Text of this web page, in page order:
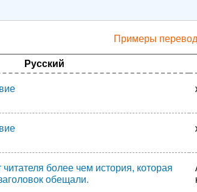
Примеры
Русский
более чем история, которая
обещали.